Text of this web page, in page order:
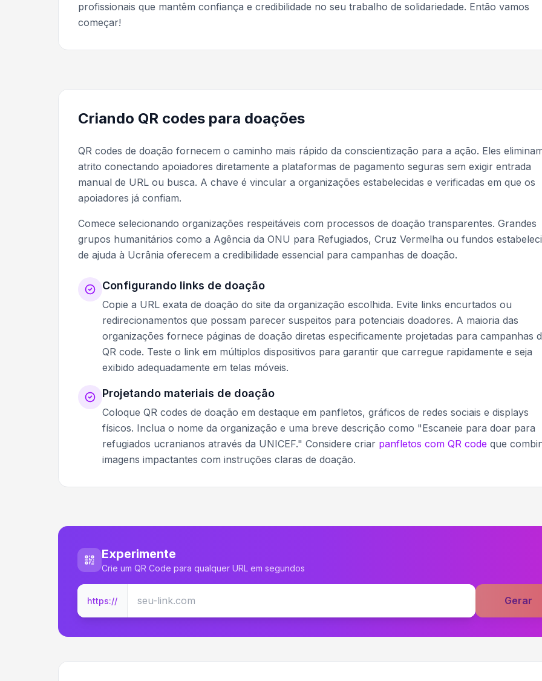
profissionais que mantêm confiança e credibilidade no seu trabalho de solidariedade. Então vamos
começar!
Criando QR codes para doações
QR codes de doação fornecem o caminho mais rápido da conscientização para a ação. Eles
atrito conectando apoiadores diretamente a plataformas de pagamento seguras sem exigir entrada
manual de URL ou busca. A chave é vincular a organizações estabelecidas e verificadas em que os
apoiadores já confiam.
Comece selecionando organizações respeitáveis com processos de doação transparentes. Grandes
grupos humanitários como a Agência da ONU para Refugiados, Cruz Vermelha ou fundos
de ajuda à Ucrânia oferecem a credibilidade essencial para campanhas de doação.
Configurando links de doação
Copie a URL exata de doação do site da organização escolhida. Evite links encurtados ou
redirecionamentos que possam parecer suspeitos para potenciais doadores. A maioria das
organizações fornece páginas de doação diretas especificamente projetadas para campanhas
QR code. Teste o link em múltiplos dispositivos para garantir que carregue rapidamente e seja
exibido adequadamente em telas móveis.
Projetando materiais de doação
Coloque QR codes de doação em destaque em panfletos, gráficos de redes sociais e displays
físicos. Inclua o nome da organização e uma breve descrição como "Escaneie para doar para
refugiados ucranianos através da UNICEF." Considere criar panfletos com QR code que
imagens impactantes com instruções claras de doação.
Experimente
Crie um QR Code para qualquer URL em segundos
https:// Gerar